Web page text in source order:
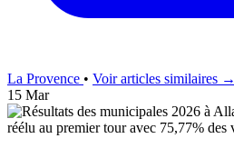
La Provence • Voir articles similaires →
15 Mar